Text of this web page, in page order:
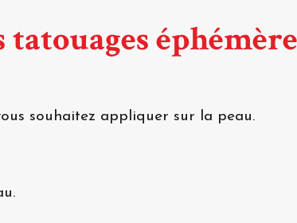
souhaitez appliquer sur la peau.